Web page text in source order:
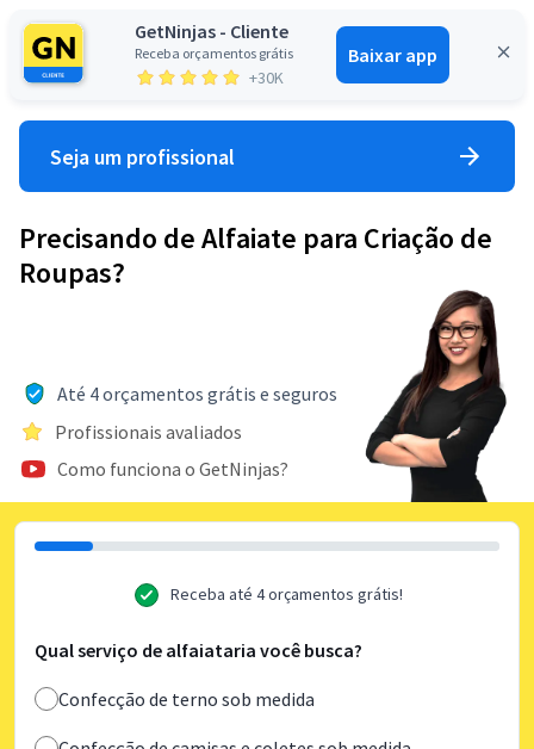
GetNinjas - Cliente
Receba orçamentos grátis
+30K
Baixar app
Entrar
Seja um profissional
Precisando de Alfaiate para Criação de
Roupas?
Até 4 orçamentos grátis e seguros
Profissionais avaliados
Como funciona o GetNinjas?
Receba até 4 orçamentos grátis!
Qual serviço de alfaiataria você busca?
Confecção de terno sob medida